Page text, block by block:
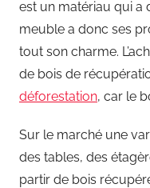
est un matériau qui a
meuble a donc ses
tout son charme.
de bois de
déforestation, car le
Sur le marché une
des tables, des
partir de bois